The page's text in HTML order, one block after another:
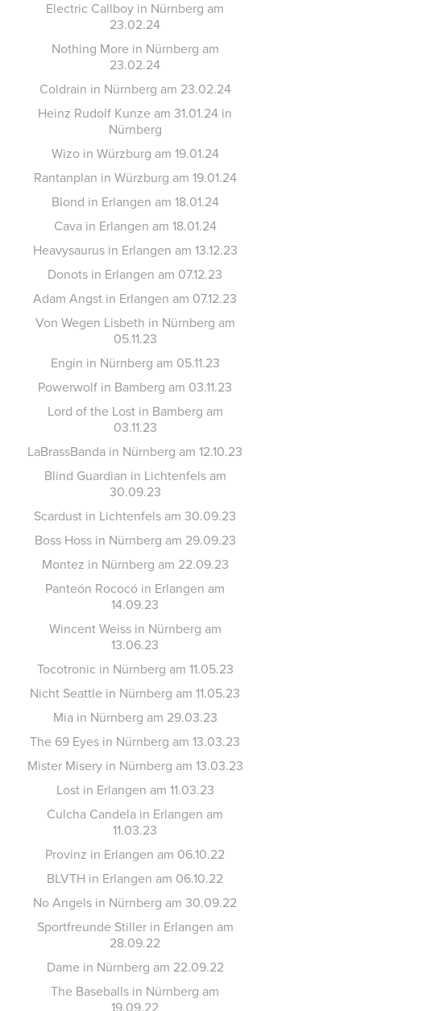
Electric Callboy in Nürnberg am
23.02.24
Nothing More in Nürnberg am
23.02.24
Coldrain in Nürnberg am 23.02.24
Heinz Rudolf Kunze am 31.01.24 in
Nürnberg
Wizo in Würzburg am 19.01.24
Rantanplan in Würzburg am 19.01.24
Blond in Erlangen am 18.01.24
Cava in Erlangen am 18.01.24
Heavysaurus in Erlangen am 13.12.23
Donots in Erlangen am 07.12.23
Adam Angst in Erlangen am 07.12.23
Von Wegen Lisbeth in Nürnberg am
05.11.23
Engin in Nürnberg am 05.11.23
Powerwolf in Bamberg am 03.11.23
Lord of the Lost in Bamberg am
03.11.23
LaBrassBanda in Nürnberg am 12.10.23
Blind Guardian in Lichtenfels am
30.09.23
Scardust in Lichtenfels am 30.09.23
Boss Hoss in Nürnberg am 29.09.23
Montez in Nürnberg am 22.09.23
Panteón Rococó in Erlangen am
14.09.23
Wincent Weiss in Nürnberg am
13.06.23
Tocotronic in Nürnberg am 11.05.23
Nicht Seattle in Nürnberg am 11.05.23
Mia in Nürnberg am 29.03.23
The 69 Eyes in Nürnberg am 13.03.23
Mister Misery in Nürnberg am 13.03.23
Lost in Erlangen am 11.03.23
Culcha Candela in Erlangen am
11.03.23
Provinz in Erlangen am 06.10.22
BLVTH in Erlangen am 06.10.22
No Angels in Nürnberg am 30.09.22
Sportfreunde Stiller in Erlangen am
28.09.22
Dame in Nürnberg am 22.09.22
The Baseballs in Nürnberg am
19.09.22